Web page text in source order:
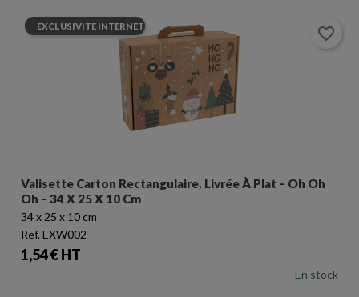
Valisette Carton Rectangulaire, Livrée À Plat – Oh Oh
Oh – 34 X 25 X 10 Cm
34 x 25 x 10 cm
Ref. EXW002
Prix
1,54 € HT
En stock
EXCLUSIVITÉ INTERNET favorite_border